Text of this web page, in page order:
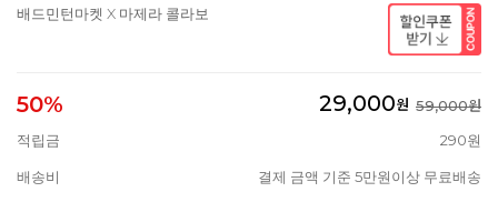
배드민턴마켓 X 마제라 콜라보
50% 29,000원 59,000원
적립금
290원
배송비 결제 금액 기준 5만원이상 무료배송